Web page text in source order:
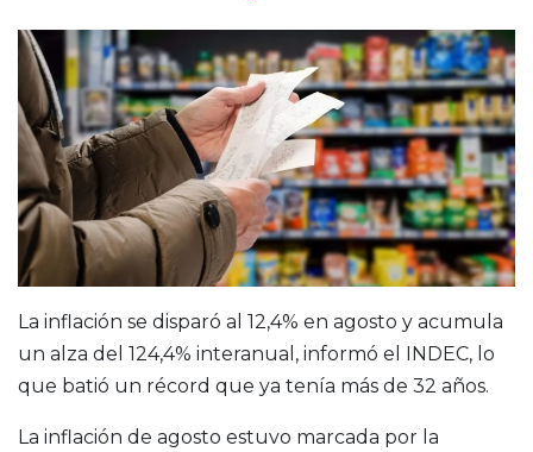
La inflación se disparó al 12,4% en agosto y acumula
un alza del 124,4% interanual, informó el INDEC, lo
que batió un récord que ya tenía más de 32 años.
La inflación de agosto estuvo marcada por la